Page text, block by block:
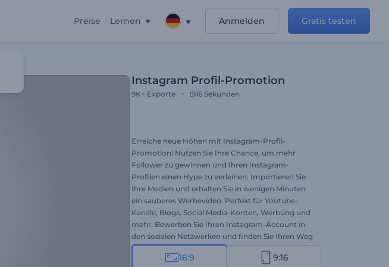
Preise Lernen Anmelden Gratis testen
Instagram Profil-Promotion
9K+ Exporte 16 Sekunden
Erreiche neue Höhen mit Instagram-Profil-
Promotion! Nutzen Sie Ihre Chance, um mehr
Follower zu gewinnen und Ihren Instagram-
Profilen einen Hype zu verleihen. Importieren Sie
Ihre Medien und erhalten Sie in wenigen Minuten
ein sauberes Werbevideo. Perfekt für Youtube-
Kanäle, Blogs, Social Media-Konten, Werbung und
mehr. Bewerben Sie Ihren Instagram-Account in
den sozialen Netzwerken und finden Sie Ihren Weg
zum Ruhm. Testen Sie diese Versión (1) noch heute!
16:9 9:16